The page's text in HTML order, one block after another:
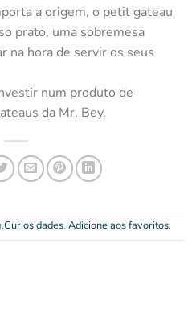
a origem, o petit gateau
prato, uma sobremesa
na hora de servir os seus
num produto de
da Mr. Bey.
,Curiosidades. Adicione aos favoritos.